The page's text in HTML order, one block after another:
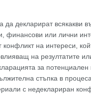
да декларират всякакви
финансови или лични
конфликт на интереси,
на резултатите
за
стъпка в
с недеклариран